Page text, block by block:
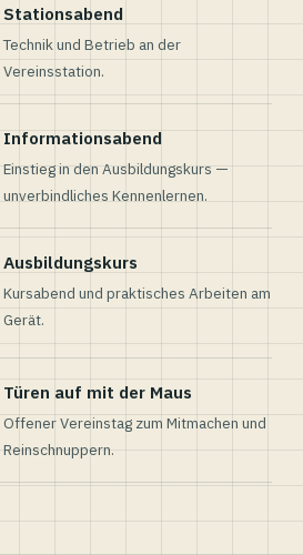
Stationsabend
Technik und Betrieb an der
Vereinsstation.
Informationsabend
Einstieg in den Ausbildungskurs —
unverbindliches Kennenlernen.
Ausbildungskurs
Kursabend und praktisches Arbeiten am
Gerät.
Türen auf mit der Maus
Offener Vereinstag zum Mitmachen und
Reinschnuppern.